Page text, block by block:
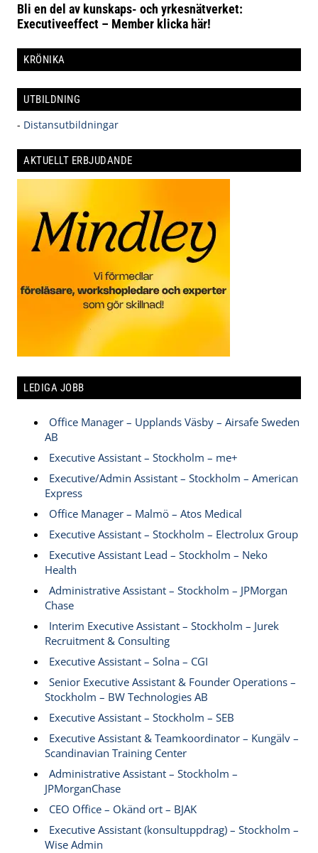
Bli en del av kunskaps- och yrkesnätverket:
Executiveeffect – Member klicka här!
KRÖNIKA
UTBILDNING
- Distansutbildningar
AKTUELLT ERBJUDANDE
LEDIGA JOBB
Office Manager – Upplands Väsby – Airsafe Sweden
AB
Executive Assistant – Stockholm – me+
Executive/Admin Assistant – Stockholm – American
Express
Office Manager – Malmö – Atos Medical
Executive Assistant – Stockholm – Electrolux Group
Executive Assistant Lead – Stockholm – Neko
Health
Administrative Assistant – Stockholm – JPMorgan
Chase
Interim Executive Assistant – Stockholm – Jurek
Recruitment & Consulting
Executive Assistant – Solna – CGI
Senior Executive Assistant & Founder Operations –
Stockholm – BW Technologies AB
Executive Assistant – Stockholm – SEB
Executive Assistant & Teamkoordinator – Kungälv –
Scandinavian Training Center
Administrative Assistant – Stockholm –
JPMorganChase
CEO Office – Okänd ort – BJAK
Executive Assistant (konsultuppdrag) – Stockholm –
Wise Admin